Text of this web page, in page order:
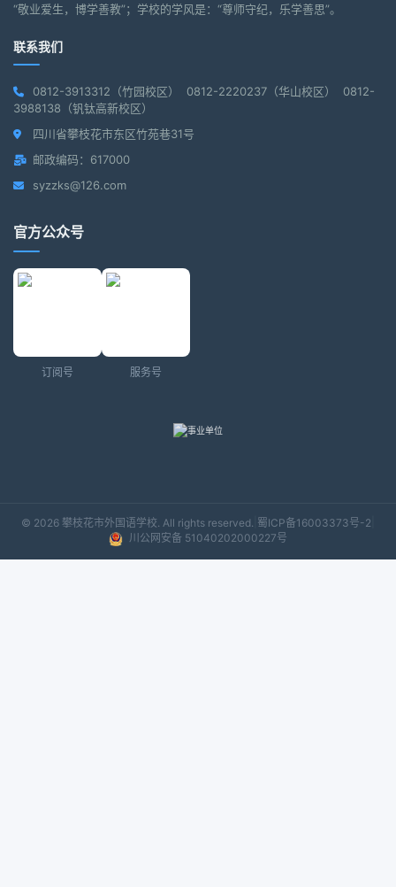
“敬业爱生，博学善教”；学校的学风是：“尊师守纪，乐学善思”。
联系我们
0812-3913312（竹园校区） 0812-2220237（华山校区） 0812-
3988138（钒钛高新校区）
四川省攀枝花市东区竹苑巷31号
邮政编码：617000
syzzks@126.com
官方公众号
订阅号 服务号
© 2026 攀枝花市外国语学校. All rights reserved. 蜀ICP备16003373号-2
川公网安备 51040202000227号